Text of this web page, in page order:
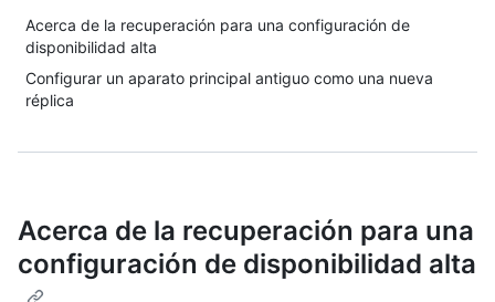
Acerca de la recuperación para una configuración de
disponibilidad alta
Configurar un aparato principal antiguo como una nueva
réplica
Acerca de la recuperación para una
configuración de disponibilidad alta